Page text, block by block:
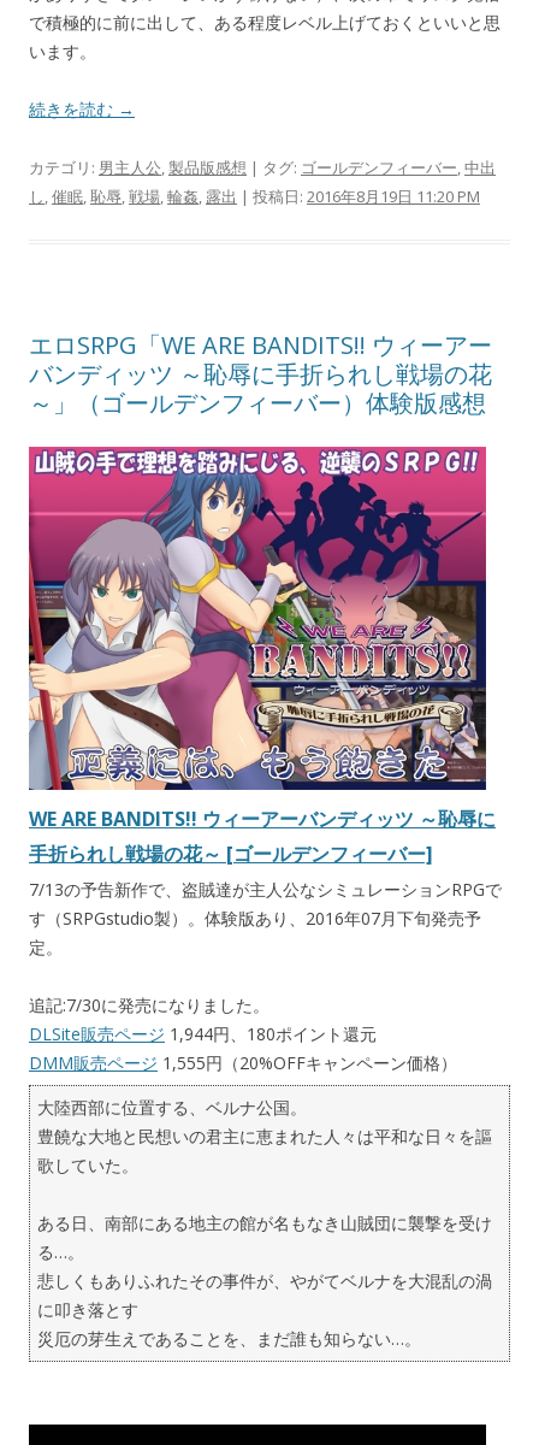
で積極的に前に出して、ある程度レベル上げておくといいと思
います。
続きを読む →
カテゴリ: 男主人公,製品版感想 | タグ: ゴールデンフィーバー,中出
し,催眠,恥辱,戦場,輪姦, 露出 | 投稿日: 2016年8月19日 11:20 PM
エロSRPG「WE ARE BANDITS!! ウィーアー
バンディッツ ～恥辱に手折られし戦場の花
～」（ゴールデンフィーバー）体験版感想
WE ARE BANDITS!! ウィーアーバンディッツ ～恥辱に
手折られし戦場の花～ [ゴールデンフィーバー]
7/13の予告新作で、盗賊達が主人公なシミュレーションRPGで
す（SRPGstudio製）。体験版あり、2016年07月下旬発売予
定。
追記:7/30に発売になりました。
DLSite販売ページ 1,944円、180ポイント還元
DMM販売ページ 1,555円（20%OFFキャンペーン価格）
大陸西部に位置する、ベルナ公国。
豊饒な大地と民想いの君主に恵まれた人々は平和な日々を謳
歌していた。
ある日、南部にある地主の館が名もなき山賊団に襲撃を受け
る…。
悲しくもありふれたその事件が、やがてベルナを大混乱の渦
に叩き落とす
災厄の芽生えであることを、まだ誰も知らない…。